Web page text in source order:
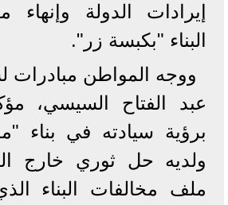
إيرادات الدولة
البناء "بكبسة زر".
ووجه المواطن مبادرات
عبد الفتاح السيسي،
برؤية سيادته في بناء
ولديه حل ثوري خارج
ملف مخالفات البناء